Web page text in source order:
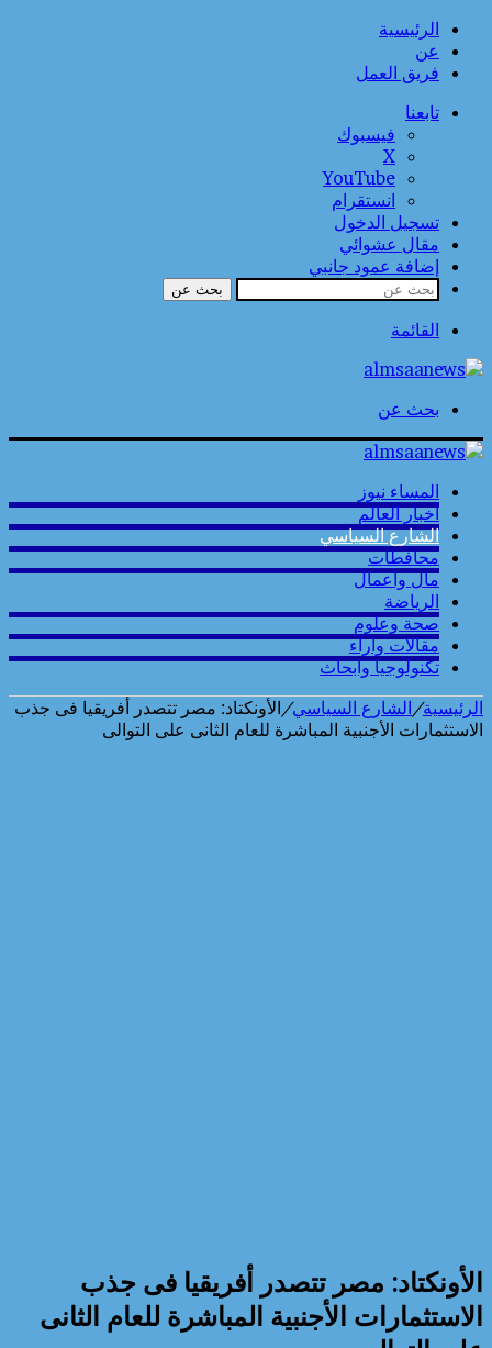
الرئيسية
عن
فريق العمل
تابعنا
فيسبوك
‫X
‫YouTube
انستقرام
تسجيل الدخول
مقال عشوائي
إضافة عمود جانبي
بحث عن
القائمة
بحث عن
المساء نيوز
أخبار العالم
الشارع السياسي
محافطات
مال واعمال
الرياضة
صحة وعلوم
مقالات وارآء
تكنولوجيا وابحاث
الرئيسية/الشارع السياسي/الأونكتاد: مصر تتصدر أفريقيا فى جذب
الاستثمارات الأجنبية المباشرة للعام الثانى على التوالى
الأونكتاد: مصر تتصدر أفريقيا فى جذب
الاستثمارات الأجنبية المباشرة للعام الثانى